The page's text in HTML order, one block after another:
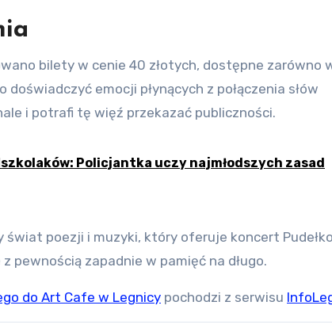
bilety w cenie 40 złotych, dostępne zarówno
emocji płynących z połączenia słów
i potrafi tę więź przekazać publiczności.
Policjantka uczy najmłodszych zasad
świat poezji i muzyki, który oferuje koncert Pudełko
pewnością zapadnie w pamięć na długo.
do Art Cafe w Legnicy pochodzi z serwisu